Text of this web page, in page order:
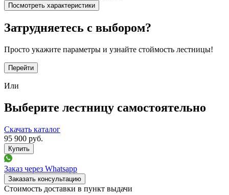
Посмотреть характеристики
Затрудняетесь с выбором?
Просто укажите параметры и узнайте стоймость лестницы!
Перейти
Или
Выберите лестницу самостоятельно
Скачать каталог
95 900 руб.
Заказ через Whatsapp
Заказать консультацию
Стоимость доставки в пункт выдачи